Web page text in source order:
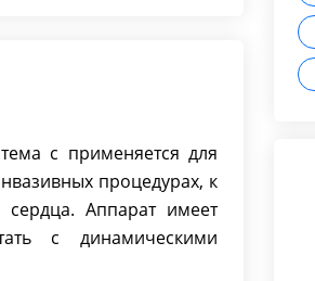
мощность, кВт: 3.15
системы:
Да
с применяется для
процедурах, к
сердца. Аппарат имеет
с динамическими